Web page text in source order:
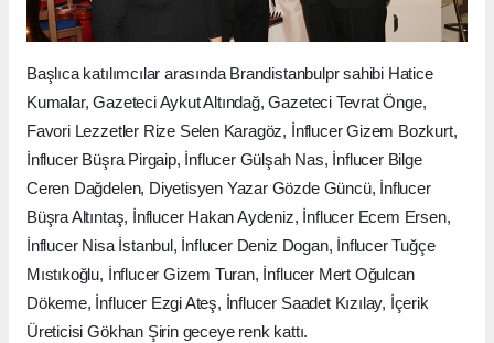
Başlıca katılımcılar arasında Brandistanbulpr sahibi Hatice
Kumalar, Gazeteci Aykut Altındağ, Gazeteci Tevrat Önge,
Favori Lezzetler Rize Selen Karagöz, İnflucer Gizem Bozkurt,
İnflucer Büşra Pirgaip, İnflucer Gülşah Nas, İnflucer Bilge
Ceren Dağdelen, Diyetisyen Yazar Gözde Güncü, İnflucer
Büşra Altıntaş, İnflucer Hakan Aydeniz, İnflucer Ecem Ersen,
İnflucer Nisa İstanbul, İnflucer Deniz Dogan, İnflucer Tuğçe
Mıstıkoğlu, İnflucer Gizem Turan, İnflucer Mert Oğulcan
Dökeme, İnflucer Ezgi Ateş, İnflucer Saadet Kızılay, İçerik
Üreticisi Gökhan Şirin geceye renk kattı.